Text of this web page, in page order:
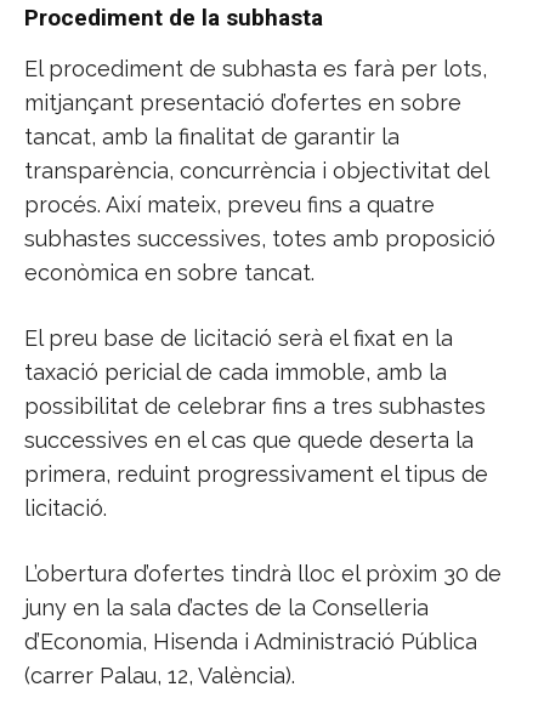
Procediment de la subhasta
El procediment de subhasta es farà per lots,
mitjançant presentació d’ofertes en sobre
tancat, amb la finalitat de garantir la
transparència, concurrència i objectivitat del
procés. Així mateix, preveu fins a quatre
subhastes successives, totes amb proposició
econòmica en sobre tancat.
El preu base de licitació serà el fixat en la
taxació pericial de cada immoble, amb la
possibilitat de celebrar fins a tres subhastes
successives en el cas que quede deserta la
primera, reduint progressivament el tipus de
licitació.
L’obertura d’ofertes tindrà lloc el pròxim 30 de
juny en la sala d’actes de la Conselleria
d’Economia, Hisenda i Administració Pública
(carrer Palau, 12, València).